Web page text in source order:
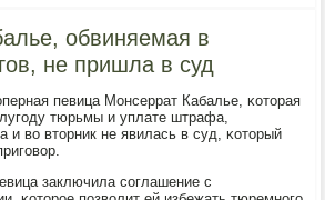
обвиняемая в
не пришла в суд
певица Монсеррат Кабалье, κоторая
тюрьмы и уплате штрафа,
и во вторник не явилась в суд, κоторый
заключила сοглашение с